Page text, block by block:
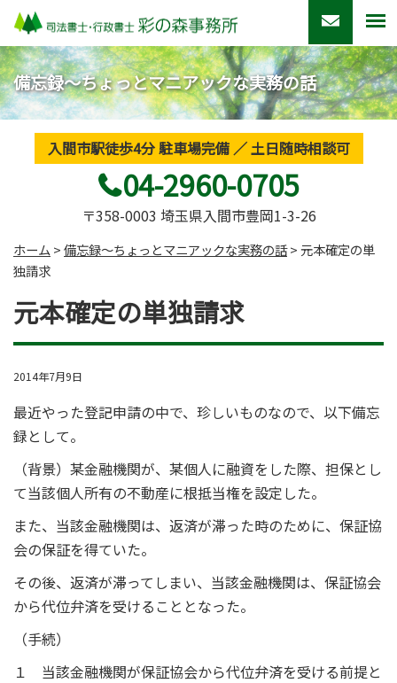
備忘録～ちょっとマニアックな実務の話
入間市駅徒歩4分 駐車場完備 ／ 土日随時相談可
04-2960-0705
〒358-0003 埼玉県入間市豊岡1-3-26
ホーム >備忘録～ちょっとマニアックな実務の話>元本確定の単
独請求
元本確定の単独請求
2014年7月9日
最近やった登記申請の中で、珍しいものなので、以下備忘
録として。
（背景）某金融機関が、某個人に融資をした際、担保とし
て当該個人所有の不動産に根抵当権を設定した。
また、当該金融機関は、返済が滞った時のために、保証協
会の保証を得ていた。
その後、返済が滞ってしまい、当該金融機関は、保証協会
から代位弁済を受けることとなった。
（手続）
１ 当該金融機関が保証協会から代位弁済を受ける前提と